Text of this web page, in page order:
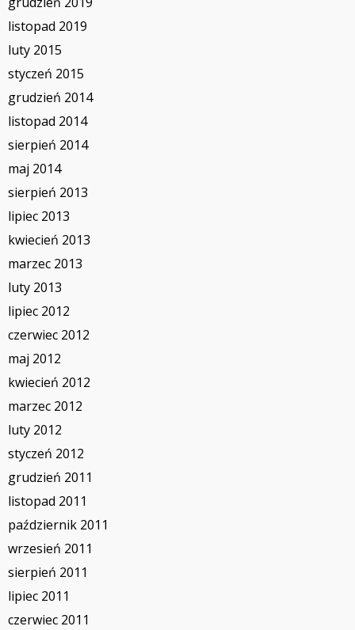
listopad 2019
luty 2015
styczeń 2015
grudzień 2014
listopad 2014
sierpień 2014
maj 2014
sierpień 2013
lipiec 2013
kwiecień 2013
marzec 2013
luty 2013
lipiec 2012
czerwiec 2012
maj 2012
kwiecień 2012
marzec 2012
luty 2012
styczeń 2012
grudzień 2011
listopad 2011
październik 2011
wrzesień 2011
sierpień 2011
lipiec 2011
czerwiec 2011